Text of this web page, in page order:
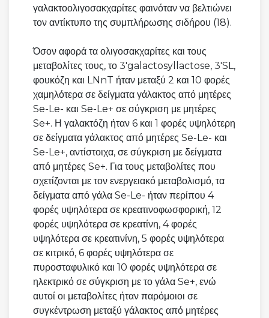
γαλακτοολιγοσακχαρίτες φαινόταν να βελτιώνει
τον αντίκτυπο της συμπλήρωσης σιδήρου (18).
Όσον αφορά τα ολιγοσακχαρίτες και τους
μεταβολίτες τους, το 3'galactosyllactose, 3'SL,
φουκόζη και LNnT ήταν μεταξύ 2 και 10 φορές
χαμηλότερα σε δείγματα γάλακτος από μητέρες
Se-Le- και Se-Le+ σε σύγκριση με μητέρες
Se+. Η γαλακτόζη ήταν 6 και 1 φορές υψηλότερη
σε δείγματα γάλακτος από μητέρες Se-Le- και
Se-Le+, αντίστοιχα, σε σύγκριση με δείγματα
από μητέρες Se+. Για τους μεταβολίτες που
σχετίζονται με τον ενεργειακό μεταβολισμό, τα
δείγματα από γάλα Se-Le- ήταν περίπου 4
φορές υψηλότερα σε κρεατινοφωσφορική, 12
φορές υψηλότερα σε κρεατίνη, 4 φορές
υψηλότερα σε κρεατινίνη, 5 φορές υψηλότερα
σε κιτρικό, 6 φορές υψηλότερα σε
πυροσταφυλικό και 10 φορές υψηλότερα σε
ηλεκτρικό σε σύγκριση με το γάλα Se+, ενώ
αυτοί οι μεταβολίτες ήταν παρόμοιοι σε
συγκέντρωση μεταξύ γάλακτος από μητέρες